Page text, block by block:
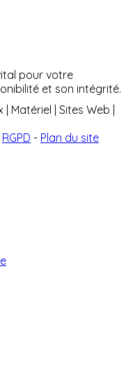
pour votre
et son intégrité.
| Matériel | Sites Web |
RGPD - Plan du site